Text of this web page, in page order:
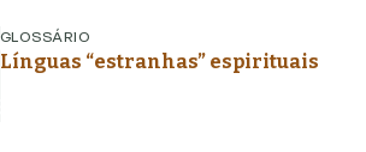
GLOSSÁRIO
Línguas “estranhas” espirituais